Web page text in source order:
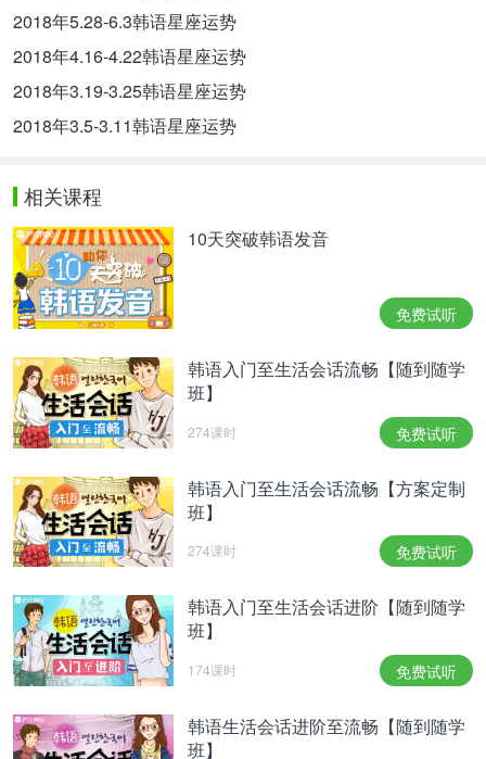
颜色：绿色
양자리 (3/21~11/19)8월 6일 - 8월 12일
白羊座（3/21～11/19）8月6日-8月12日
이번 주는 기대 이상의 성과를 거둘 수 있는 시기입
골치아픈 일이 있어도 너무 염려하지 마세요.오래지
않아 아무 일 없었다는 듯 깨끗이 해결될 테니까요.
这周能获得很多期待以上的成果。不要浪费时间，勤
奋地行动吧。比起你的努力，你会获得更好的结果。
不要太留恋让人头疼的事情。用不了多久就会像什么
也没有发生一样彻底的解决。
커플이신 분들은 연인과 함께 휴가나 여행을 즐겨보
세요.두 사람의 관계가 한층 진전될 수 있을 거에요.
싱글이신 분이라면 기회를 잘 포착하는 것이 좋습니
다.잘하면 마음에 둔 사람과 연을 맺을 수도 있어요.
系可能会更近一步。单身的人要把握好机会。顺利的
话可能会和喜欢的人结下缘分。
재물에 있어서는 만족할 만한 한 주가 될 거에요.약
지 않은 선물이나 용돈을 받을 수도 있어요.다만 돈
을 쓸 때에는 남보다 자신을 위해 쓰도록 하세요.
在财物方面会是令人满足的一周。可以通过一点的努
力就获得很多东西。可能会收到意料之外的礼物或者
零花钱，只是每次花钱的时候，请不要为了别人花，
为了自己花吧。
2018年5.28-6.3韩语星座运势
2018年4.16-4.22韩语星座运势
2018年3.19-3.25韩语星座运势
2018年3.5-3.11韩语星座运势
相关课程
10天突破韩语发音
免费试听
韩语入门至生活会话流畅【随到随学
班】
274课时 免费试听
韩语入门至生活会话流畅【方案定制
班】
274课时 免费试听
韩语入门至生活会话进阶【随到随学
班】
174课时 免费试听
韩语生活会话进阶至流畅【随到随学
班】